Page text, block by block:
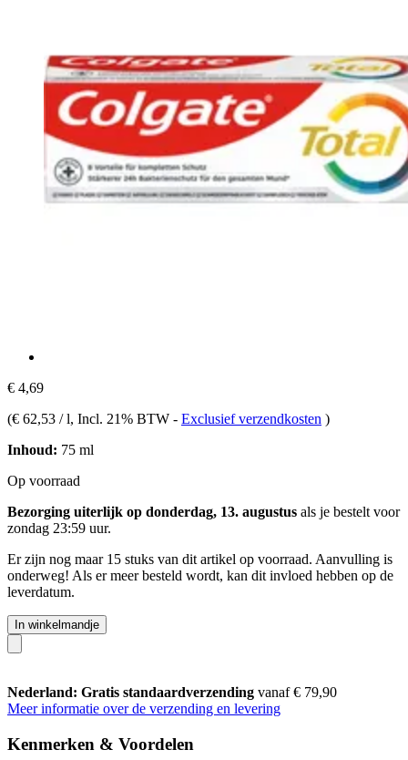
€ 4,69
(€ 62,53 / l, Incl. 21% BTW - Exclusief verzendkosten )
Inhoud: 75 ml
Op voorraad
Bezorging uiterlijk op donderdag, 13. augustus als je bestelt voor
zondag 23:59 uur.
Er zijn nog maar 15 stuks van dit artikel op voorraad. Aanvulling is
onderweg! Als er meer besteld wordt, kan dit invloed hebben op de
leverdatum.
In winkelmandje
Nederland: Gratis standaardverzending vanaf € 79,90
Meer informatie over de verzending en levering
Kenmerken & Voordelen